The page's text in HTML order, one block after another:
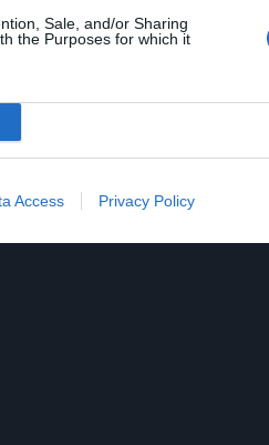
Sale, and/or Sharing
the Purposes for which it
Access Privacy Policy
μας (πιτόγυρα, τυλιχτά- το
την πίτα σου.